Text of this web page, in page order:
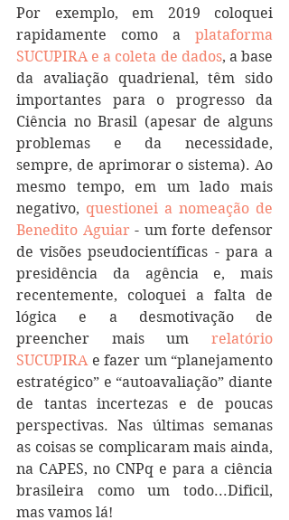
Por exemplo, em 2019 coloquei
rapidamente como a plataforma
SUCUPIRA e a coleta de dados, a base
da avaliação quadrienal, têm sido
importantes para o progresso da
Ciência no Brasil (apesar de alguns
problemas e da necessidade,
sempre, de aprimorar o sistema). Ao
mesmo tempo, em um lado mais
negativo, questionei a nomeação de
Benedito Aguiar - um forte defensor
de visões pseudocientíficas - para a
presidência da agência e, mais
recentemente, coloquei a falta de
lógica e a desmotivação de
preencher mais um relatório
SUCUPIRA e fazer um “planejamento
estratégico” e “autoavaliação” diante
de tantas incertezas e de poucas
perspectivas. Nas últimas semanas
as coisas se complicaram mais ainda,
na CAPES, no CNPq e para a ciência
brasileira como um todo...Dificil,
mas vamos lá!